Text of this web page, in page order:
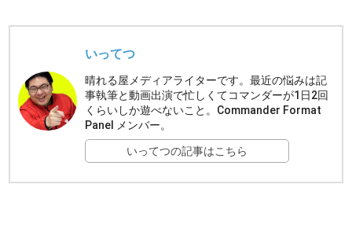
いってつ
晴れる屋メディアライターです。最近の悩みは記
事執筆と動画出演で忙しくてコマンダーが1日2回
くらいしか遊べないこと。Commander Format
Panel メンバー。
いってつの記事はこちら